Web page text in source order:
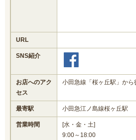
URL
SNS紹介
お店へのアク
セス
小田急線「桜ヶ丘駅」から
最寄駅 小田急江ノ島線桜ヶ丘駅
営業時間
[水・金・土]
9:00～18:00